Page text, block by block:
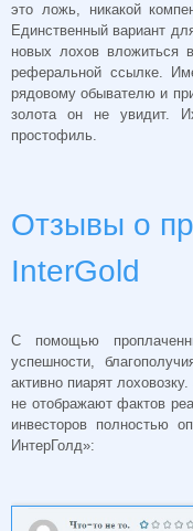
это ложь, никакой
Единственный вариант
новых лохов вложиться
реферальной ссылке.
рядовому обывателю и
золота он не увидит.
простофиль.
Отзывы о
InterGold
С помощью
успешности,
активно пиарят
не отображают фактов
инвесторов полностью
ИнтерГолд»: